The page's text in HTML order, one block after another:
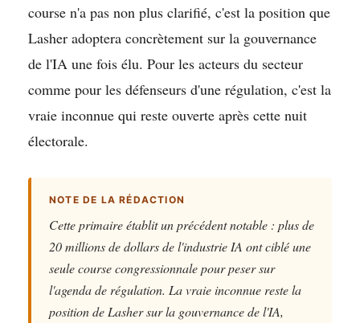
course n'a pas non plus clarifié, c'est la position que
Lasher adoptera concrètement sur la gouvernance
de l'IA une fois élu. Pour les acteurs du secteur
comme pour les défenseurs d'une régulation, c'est la
vraie inconnue qui reste ouverte après cette nuit
électorale.
NOTE DE LA RÉDACTION
Cette primaire établit un précédent notable : plus de
20 millions de dollars de l'industrie IA ont ciblé une
seule course congressionnale pour peser sur
l'agenda de régulation. La vraie inconnue reste la
position de Lasher sur la gouvernance de l'IA,